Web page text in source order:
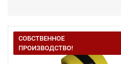
СОБСТВЕННОЕ
ПРОИЗВОДСТВО!